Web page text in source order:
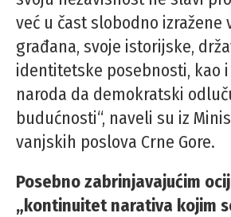
već u čast slobodno izražene
građana, svoje istorijske,
identitetske posebnosti, kao
naroda da demokratski
budućnosti“, naveli su iz
vanjskih poslova Crne Gore.
Posebno zabrinjavajućim
„kontinuitet narativa kojim